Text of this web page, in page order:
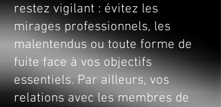
restez vigilant : évitez les
mirages professionnels, les
malentendus ou toute forme de
fuite face à vos objectifs
essentiels. Par ailleurs, vos
relations avec les membres de